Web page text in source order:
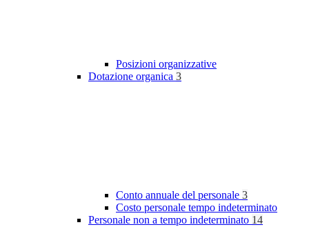
Posizioni organizzative
Dotazione organica 3
Conto annuale del personale 3
Costo personale tempo indeterminato
Personale non a tempo indeterminato 14